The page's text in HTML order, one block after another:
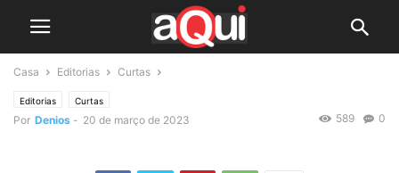
Casa Editorias Curtas
Editorias Curtas
Por Denios - 20 de março de 2023 0
589